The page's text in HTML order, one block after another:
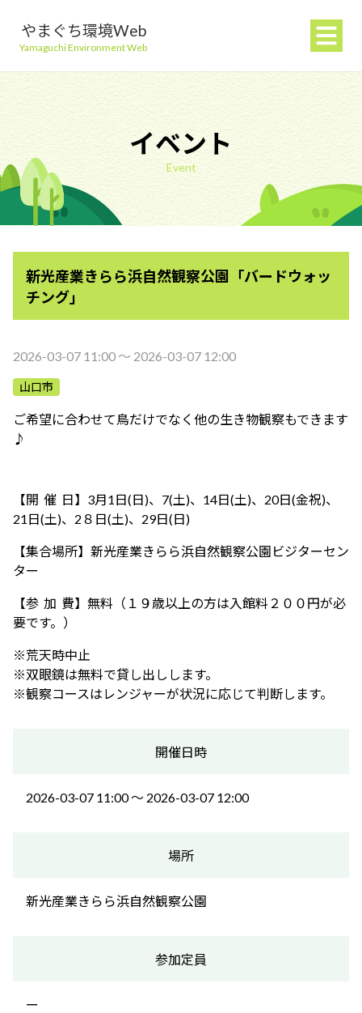
やまぐち環境Web
Yamaguchi Environment Web
地球温暖化を防ぐ
ごみを減らす
自然環境を守る
生活環境を守る（大気・水）
イベント
Event
新光産業きらら浜自然観察公園「バードウォッ
チング」
2026-03-07 11:00 〜 2026-03-07 12:00
山口市
ご希望に合わせて鳥だけでなく他の生き物観察もできます
♪
【開 催 日】3月1日(日)、7(土)、14日(土)、20日(金祝)、
21日(土)、2８日(土)、29日(日)
【集合場所】新光産業きらら浜自然観察公園ビジターセン
ター
【参 加 費】無料（１９歳以上の方は入館料２００円が必
要です。）
※荒天時中止
※双眼鏡は無料で貸し出しします。
※観察コースはレンジャーが状況に応じて判断します。
開催日時
2026-03-07 11:00 〜 2026-03-07 12:00
場所
新光産業きらら浜自然観察公園
参加定員
ー